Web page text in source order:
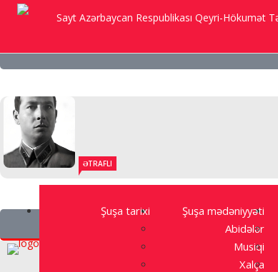
Sayt Azərbaycan Respublikası Qeyri-Hökumət
ƏTRAFLI
Şuşa tarixi
Şuşa mədəniyyəti
Abidələr
Musiqi
Xalça